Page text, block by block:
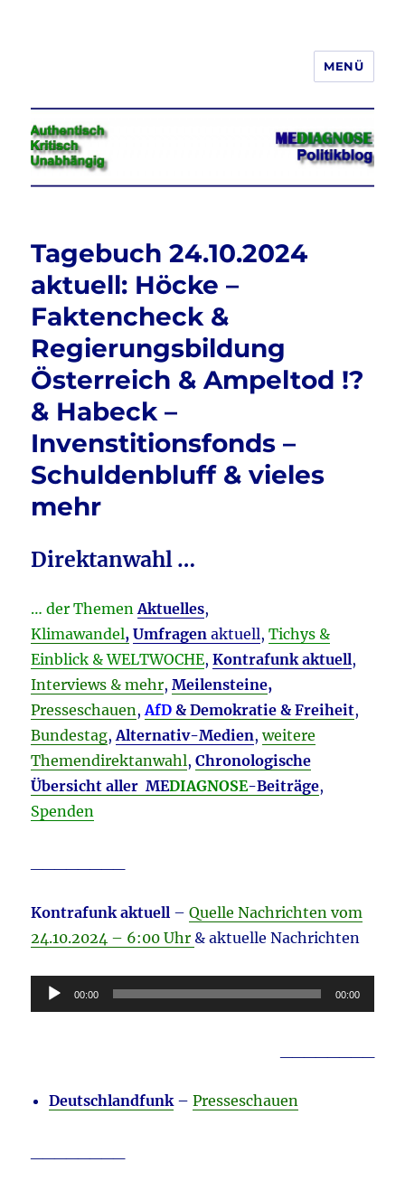
Jeder hat das Recht, seine
Meinung in Wort, Schrift und Bild
frei zu äußern und zu verbreiten
MENÜ
Tagebuch 24.10.2024
aktuell: Höcke –
Faktencheck &
Regierungsbildung
Österreich & Ampeltod !?
& Habeck –
Invenstitionsfonds –
Schuldenbluff & vieles
mehr
Direktanwahl …
… der ThemenAktuelles,
Klimawandel, Umfragen aktuell,Tichys &
Einblick & WELTWOCHE,Kontrafunk aktuell,
Interviews & mehr,Meilensteine,
Presseschauen, AfD & Demokratie & Freiheit,
Bundestag,Alternativ-Medien,weitere
Themendirektanwahl,Chronologische
Übersicht aller MEDIAGNOSE-Beiträge,
Spenden
Kontrafunk aktuell –Quelle Nachrichten vom
24.10.2024 – 6:00 Uhr & aktuelle Nachrichten
Audio-
Player
00:00 00:00
Deutschlandfunk–Presseschauen